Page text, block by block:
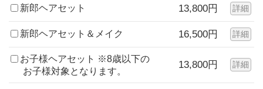
新郎ヘアセット 13,800円 詳細
新郎ヘアセット＆メイク 16,500円 詳細
お子様ヘアセット ※8歳以下の
お子様対象となります。
13,800円 詳細